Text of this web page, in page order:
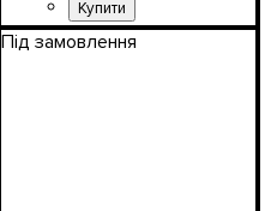
Під замовлення